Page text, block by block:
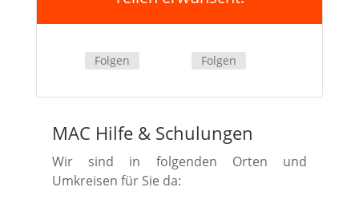
Folgen Folgen
MAC Hilfe &Schulungen
Wir sind in folgenden Orten und
Umkreisen für Sie da: